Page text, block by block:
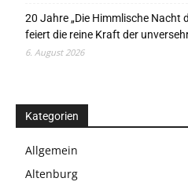
20 Jahre „Die Himmlische Nacht
feiert die reine Kraft der
6. August 2026
Kategorien
Allgemein
Altenburg